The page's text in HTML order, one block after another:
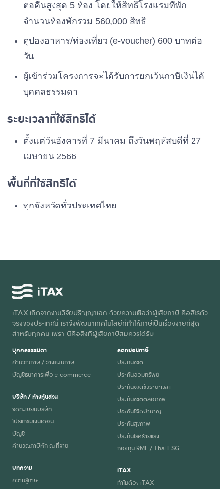
ต่อคืนสูงสุด 5 ห้อง โดยให้สิทธิโรงแรมที่พัก
จำนวนห้องพักรวม 560,000 สิทธิ
คูปองอาหาร/ท่องเที่ยว (e-voucher) 600 บาทต่อ
วัน
ผู้เข้าร่วมโครงการจะได้รับการยกเว้นภาษีเงินได้
บุคคลธรรมดา
ระยะเวลาที่ใช้สิทธิได้
ตั้งแต่วันอังคารที่ 7 มีนาคม ถึงวันพฤหัสบดีที่ 27
เมษายน 2566
พื้นที่ที่ใช้สิทธิได้
ทุกจังหวัดทั่วประเทศไทย
iTAX เกิดจากงานวิจัยปริญญาเอก ด้วยความเชื่อว่าผู้เสียภาษี คือฮีโร่ตัว
จริงของประเทศนี้ เราจึงพัฒนาเทคโนโลยีที่ทำให้ภาษีเป็นเรื่องง่ายที่สุด
สำหรับทุกคน เพราะนี่คือสิ่งที่ผู้เสียภาษีสมควรได้รับ
บุคคลธรรมดา
คำนวณภาษี / วางแผนภาษี
บัญชีธนาคารเพื่อ e-commerce
บริษัท / ห้างหุ้นส่วน
จดทะเบียนบริษัท
โปรแกรมเงินเดือน
บัญชี
คำนวณภาษีหัก ณ ที่จ่าย
บทความ
ความรู้ภาษี
ลดหย่อนภาษี
ประกันชีวิต
ประกันออมทรัพย์
ประกันชีวิตชั่วระยะเวลา
ประกันชีวิตตลอดชีพ
ประกันชีวิตบำนาญ
ประกันสุขภาพ
ประกันโรคร้ายแรง
กองทุน RMF / Thai ESG
iTAX
ทำไมต้อง iTAX